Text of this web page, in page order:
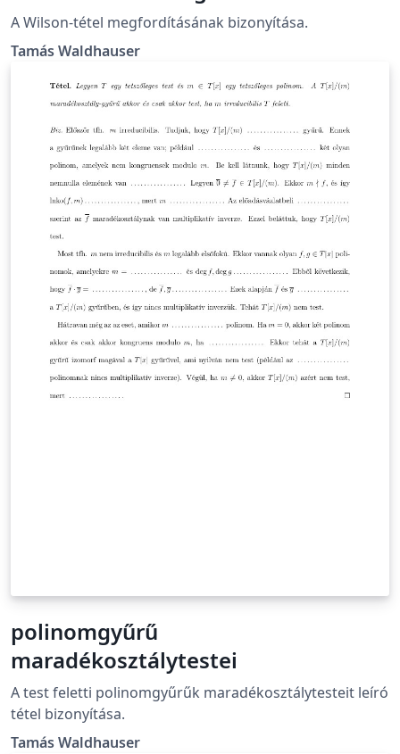
A Wilson-tétel megfordításának bizonyítása.
Tamás Waldhauser
polinomgyűrű
maradékosztálytestei
A test feletti polinomgyűrűk maradékosztálytesteit leíró
tétel bizonyítása.
Tamás Waldhauser